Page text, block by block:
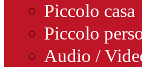
Piccolo casa
Piccolo
Audio /